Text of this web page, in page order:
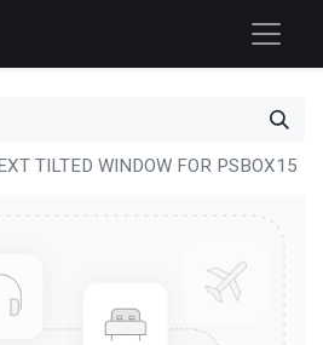
TILTED WINDOW FOR PSBOX15